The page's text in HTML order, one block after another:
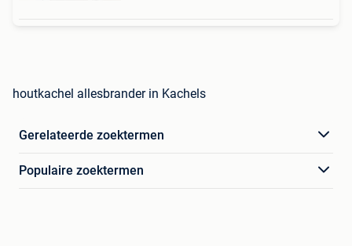
houtkachel allesbrander in Kachels
Gerelateerde zoektermen
Populaire zoektermen